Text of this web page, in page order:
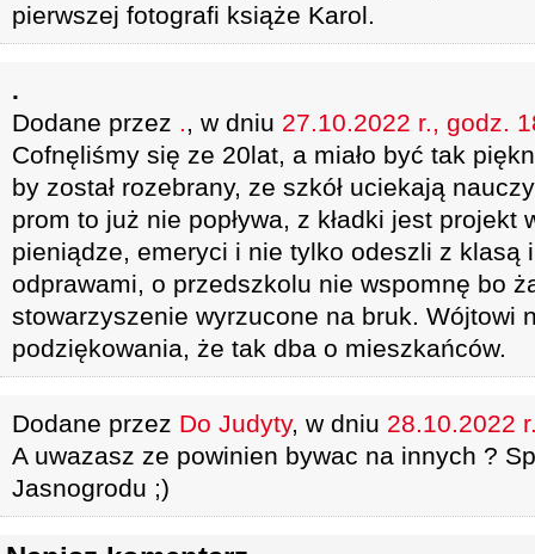
pierwszej fotografi książe Karol.
.
Dodane przez ., w dniu 27.10.2022 r., godz.
Cofnęliśmy się ze 20lat, a miało być tak
by został rozebrany, ze szkół uciekają
prom to już nie popływa, z kładki jest projekt
pieniądze, emeryci i nie tylko odeszli z klasą
odprawami, o przedszkolu nie wspomnę bo
stowarzyszenie wyrzucone na bruk. Wójtowi
podziękowania, że tak dba o mieszkańców.
Dodane przez Do Judyty, w dniu 28.10.2022
A uwazasz ze powinien bywac na innych ?
Jasnogrodu ;)